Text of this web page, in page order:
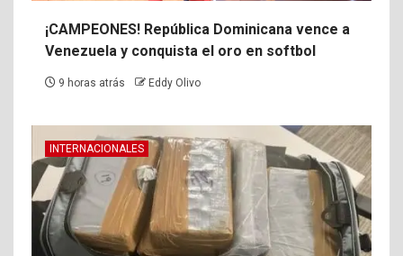
¡CAMPEONES! República Dominicana vence a
Venezuela y conquista el oro en softbol
9 horas atrás Eddy Olivo
INTERNACIONALES